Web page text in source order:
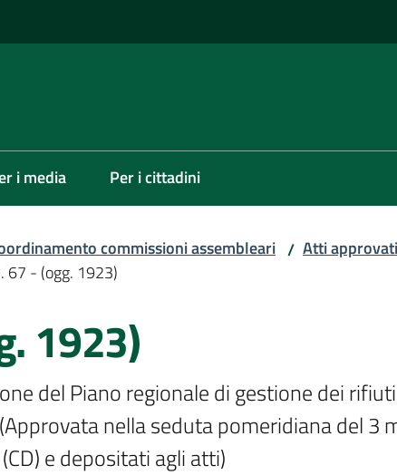
i media Per i cittadini
commissioni assembleari / Atti approvati
67 - (ogg. 1923)
1923)
del Piano regionale di gestione dei
nella seduta pomeridiana del 3
e depositati agli atti)